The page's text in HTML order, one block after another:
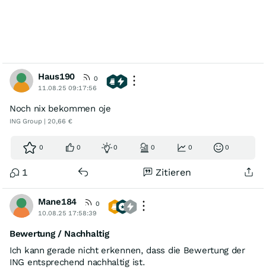
Haus190
0
11.08.25 09:17:56
Noch nix bekommen oje
ING Group | 20,66 €
0 0 0 0 0 0
1 Zitieren
Mane184
0
10.08.25 17:58:39
Bewertung / Nachhaltig
Ich kann gerade nicht erkennen, dass die Bewertung der
ING entsprechend nachhaltig ist.